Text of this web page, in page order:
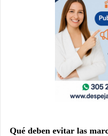
Qué deben evitar las